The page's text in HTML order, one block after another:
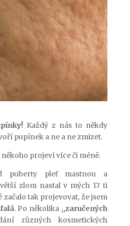
Každý z nás to někdy
pupínek a ne a ne zmizet.
projeví více či méně.
puberty pleť mastnou a
zlom nastal v mých 17 ti
začalo tak projevovat, že jsem
. Po několika ,,zaručených
různých kosmetických